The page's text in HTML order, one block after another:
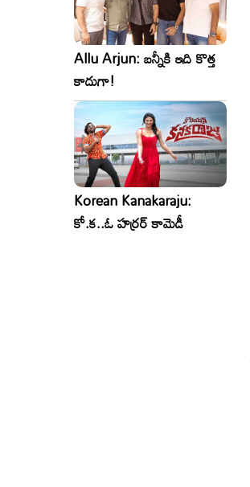
Allu Arjun: బన్నీకి ఇది కొత్త
కాదుగా!
Korean Kanakaraju:
కో.క..ఓ హర్రర్ కామెడీ